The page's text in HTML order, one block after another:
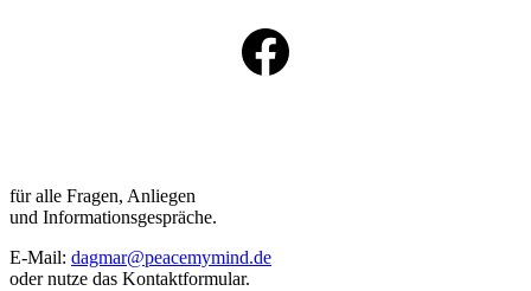
zu meiner Facebook-Seite
für alle Fragen, Anliegen
und Informationsgespräche.
E-Mail: dagmar@peacemymind.de
oder nutze das Kontaktformular.